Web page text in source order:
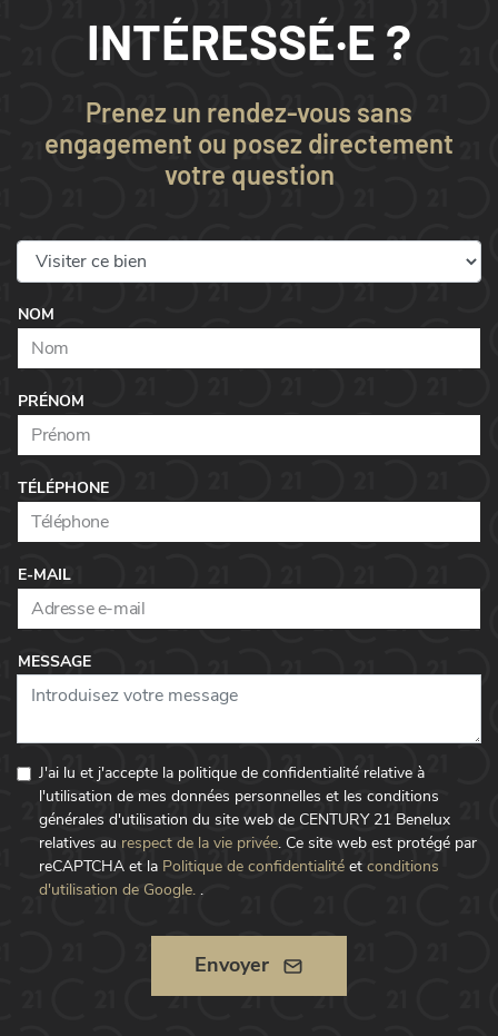
INTÉRESSÉ·E ?
Prenez un rendez-vous sans
engagement ou posez directement
votre question
NOM
PRÉNOM
TÉLÉPHONE
E-MAIL
MESSAGE
J'ai lu et j'accepte la politique de confidentialité relative à
l'utilisation de mes données personnelles et les conditions
générales d'utilisation du site web de CENTURY 21 Benelux
relatives au respect de la vie privée. Ce site web est protégé par
reCAPTCHA et la Politique de confidentialité et conditions
d'utilisation de Google. .
Envoyer